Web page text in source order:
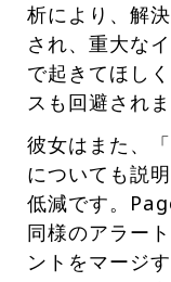
析により、解
され、重大な
で起きてほし
スも回避されま
彼女はまた、
についても説
低減です。
同様のアラー
ントをマージ